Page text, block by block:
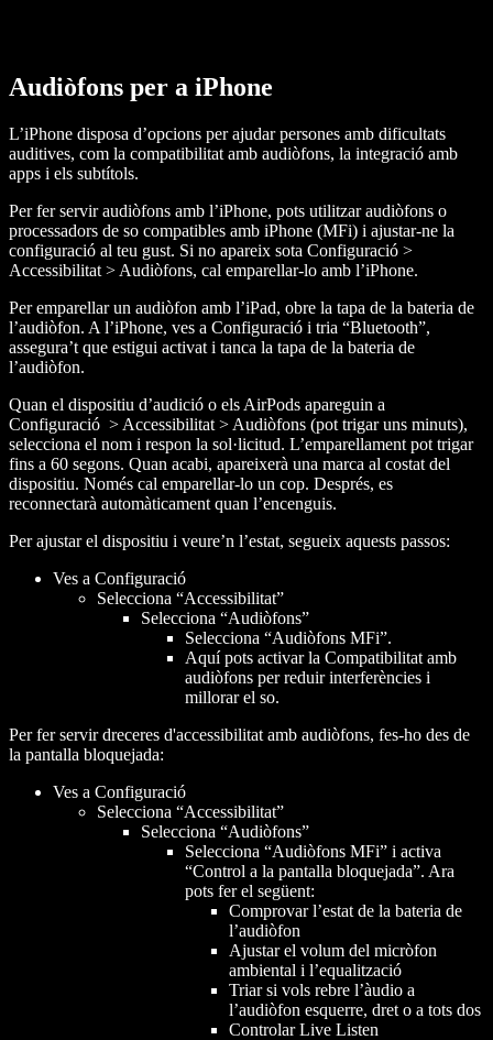
Audiòfons per a iPhone
L’iPhone disposa d’opcions per ajudar persones amb dificultats
auditives, com la compatibilitat amb audiòfons, la integració amb
apps i els subtítols.
Per fer servir audiòfons amb l’iPhone, pots utilitzar audiòfons o
processadors de so compatibles amb iPhone (MFi) i ajustar-ne la
configuració al teu gust. Si no apareix sota Configuració >
Accessibilitat > Audiòfons, cal emparellar-lo amb l’iPhone.
Per emparellar un audiòfon amb l’iPad, obre la tapa de la bateria de
l’audiòfon. A l’iPhone, ves a Configuració i tria “Bluetooth”,
assegura’t que estigui activat i tanca la tapa de la bateria de
l’audiòfon.
Quan el dispositiu d’audició o els AirPods apareguin a
Configuració > Accessibilitat > Audiòfons (pot trigar uns minuts),
selecciona el nom i respon la sol·licitud. L’emparellament pot trigar
fins a 60 segons. Quan acabi, apareixerà una marca al costat del
dispositiu. Només cal emparellar-lo un cop. Després, es
reconnectarà automàticament quan l’encenguis.
Per ajustar el dispositiu i veure’n l’estat, segueix aquests passos:
Ves a Configuració
Selecciona “Accessibilitat”
Selecciona “Audiòfons”
Selecciona “Audiòfons MFi”.
Aquí pots activar la Compatibilitat amb
audiòfons per reduir interferències i
millorar el so.
Per fer servir dreceres d'accessibilitat amb audiòfons, fes-ho des de
la pantalla bloquejada:
Ves a Configuració
Selecciona “Accessibilitat”
Selecciona “Audiòfons”
Selecciona “Audiòfons MFi” i activa
“Control a la pantalla bloquejada”. Ara
pots fer el següent:
Comprovar l’estat de la bateria de
l’audiòfon
Ajustar el volum del micròfon
ambiental i l’equalització
Triar si vols rebre l’àudio a
l’audiòfon esquerre, dret o a tots dos
Controlar Live Listen